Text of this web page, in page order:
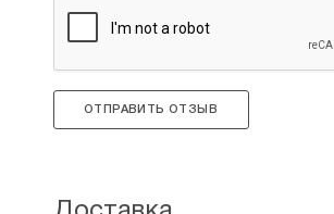
ОТПРАВИТЬ ОТЗЫВ